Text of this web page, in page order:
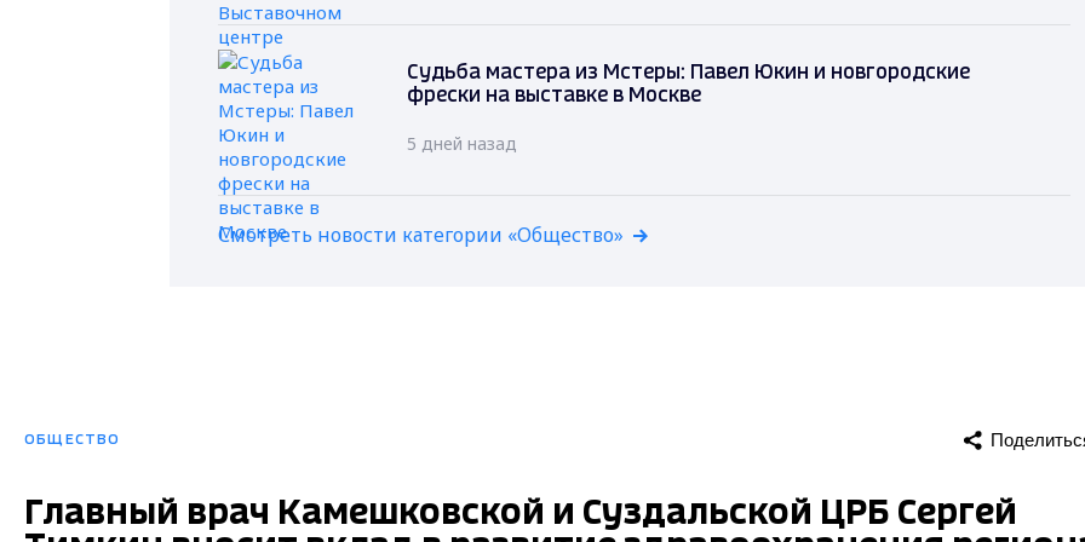
Судьба мастера из Мстеры: Павел Юкин и новгородские
фрески на выставке в Москве
5 дней назад
Смотреть новости категории «Общество»
ОБЩЕСТВО
Главный врач Камешковской и Суздальской ЦРБ Сергей